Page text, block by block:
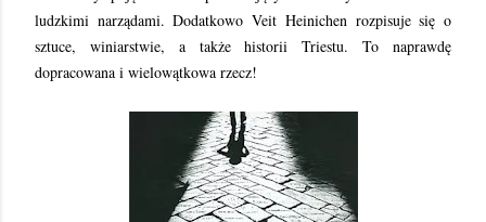
ludzkimi narządami. Dodatkowo Veit Heinichen rozpisuje się o
sztuce, winiarstwie, a także historii Triestu. To naprawdę
dopracowana i wielowątkowa rzecz!